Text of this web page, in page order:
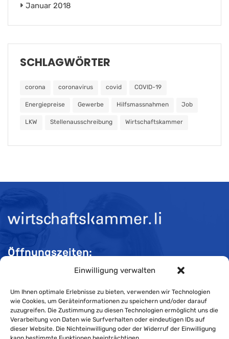
Einwilligung verwalten
Um Ihnen optimale Erlebnisse zu bieten, verwenden wir Technologien
wie Cookies, um Geräteinformationen zu speichern und/oder darauf
zuzugreifen. Die Zustimmung zu diesen Technologien ermöglicht uns die
Verarbeitung von Daten wie Surfverhalten oder eindeutigen IDs auf
dieser Website. Die Nichteinwilligung oder der Widerruf der Einwilligung
Januar 2018
SCHLAGWÖRTER
corona coronavirus covid COVID-19
Energiepreise Gewerbe Hilfsmassnahmen Job
LKW Stellenausschreibung Wirtschaftskammer
Öffnungszeiten:
Mo-Do 08:00 bis 11:30 und 13:30 bis 16:30 Uhr
Fr 08:00 bis 11:30 und 13:30 bis 16:00 Uhr
Impressum